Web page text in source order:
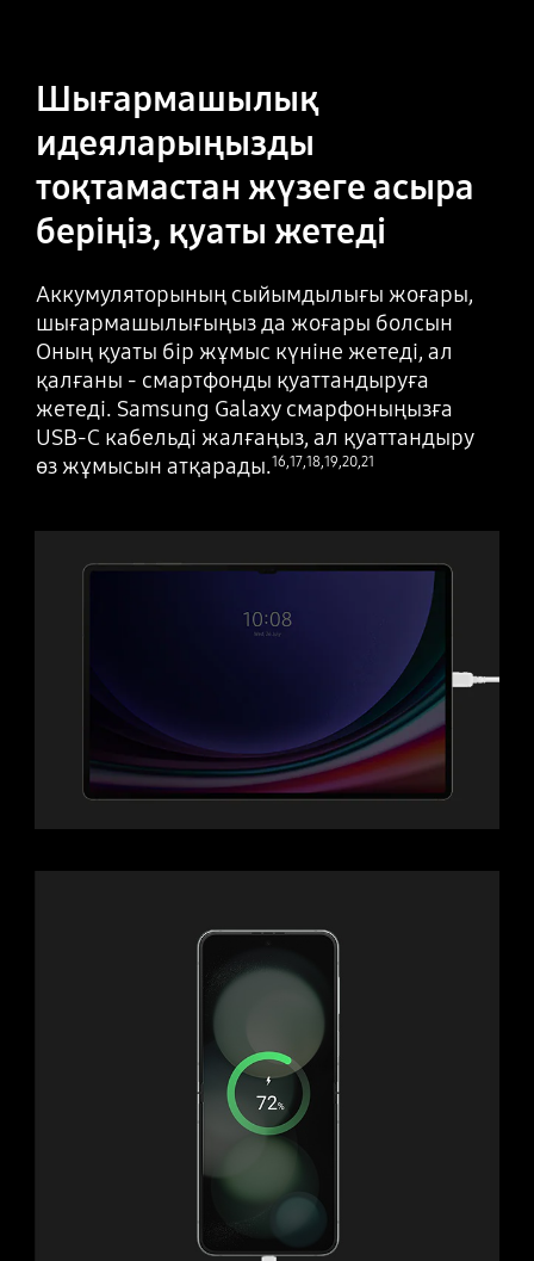
Шығармашылық
идеяларыңызды
тоқтамастан жүзеге асыра
беріңіз, қуаты жетеді
Аккумуляторының сыйымдылығы жоғары,
шығармашылығыңыз да жоғары болсын
Оның қуаты бір жұмыс күніне жетеді, ал
қалғаны - смартфонды қуаттандыруға
жетеді. Samsung Galaxy смарфоныңызға
USB-C кабельді жалғаңыз, ал қуаттандыру
өз жұмысын атқарады.16,17,18,19,20,21